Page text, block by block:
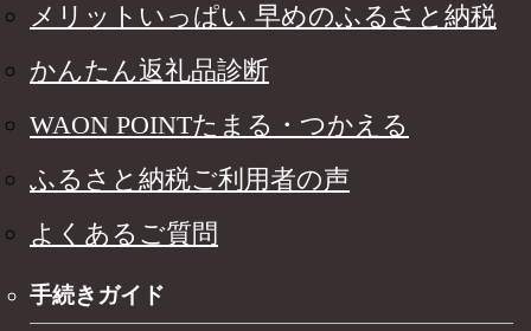
メリットいっぱい 早めのふるさと納税
かんたん返礼品診断
WAON POINTたまる・つかえる
ふるさと納税ご利用者の声
よくあるご質問
手続きガイド